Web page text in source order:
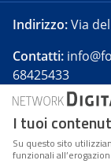
Indirizzo:Via
Contatti:
68425433
Forumpa.itè
presso
Reg. n. 182 del
I tuoi
Su questo sito
funzionali